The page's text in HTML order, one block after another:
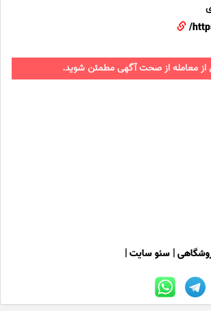
معامله از صحت آگهی مطمئن شوید.
| سئو سایت|